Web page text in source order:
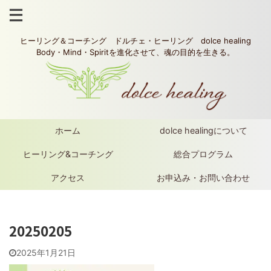
ヒーリング＆コーチング ドルチェ・ヒーリング dolce healing
Body・Mind・Spiritを進化させて、魂の目的を生きる。
ホーム dolce healingについて
ヒーリング&コーチング 総合プログラム
アクセス お申込み・お問い合わせ
20250205
2025年1月21日